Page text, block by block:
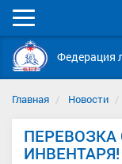
Мобильное
меню
Федерация
Главная Новости
ИНВЕНТАРЯ!